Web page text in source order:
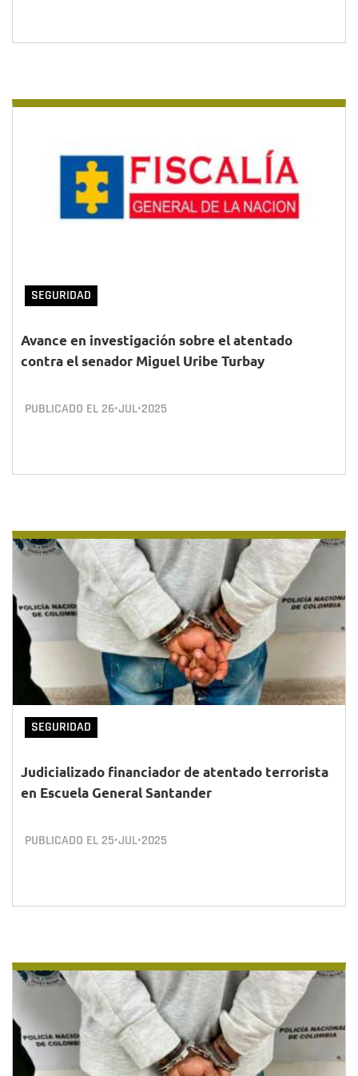
SEGURIDAD
Avance en investigación sobre el atentado
contra el senador Miguel Uribe Turbay
PUBLICADO EL 26•JUL•2025
SEGURIDAD
Judicializado financiador de atentado terrorista
en Escuela General Santander
PUBLICADO EL 25•JUL•2025